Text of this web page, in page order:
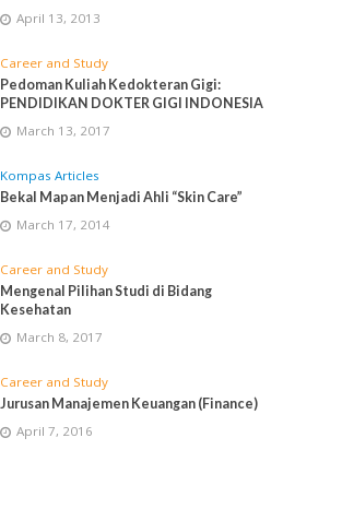
April 13, 2013
Career and Study
Pedoman Kuliah Kedokteran Gigi:
PENDIDIKAN DOKTER GIGI INDONESIA
March 13, 2017
Kompas Articles
Bekal Mapan Menjadi Ahli “Skin Care”
March 17, 2014
Career and Study
Mengenal Pilihan Studi di Bidang
Kesehatan
March 8, 2017
Career and Study
Jurusan Manajemen Keuangan (Finance)
April 7, 2016